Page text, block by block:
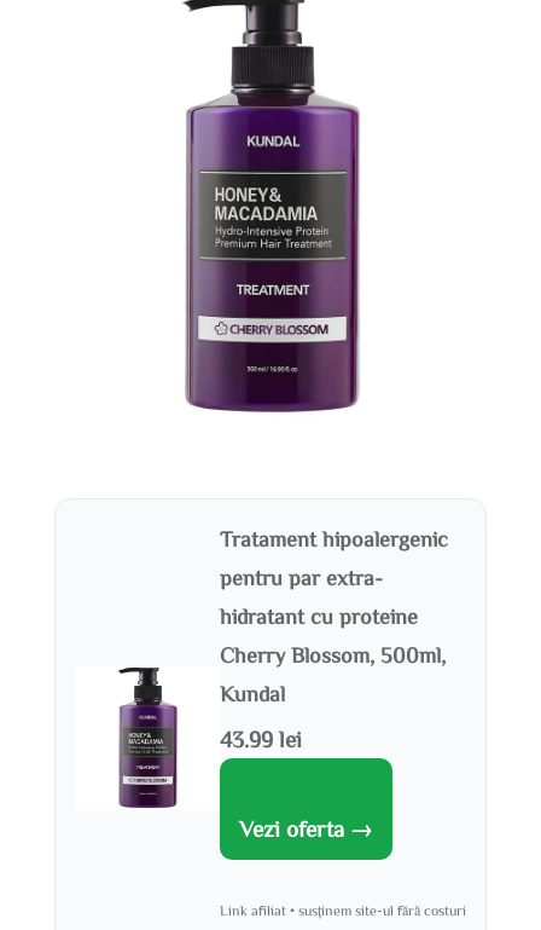
Tratament hipoalergenic
pentru par extra-
hidratant cu proteine
Cherry Blossom, 500ml,
Kundal
43.99 lei
Vezi oferta →
Link afiliat • susținem site-ul fără costuri